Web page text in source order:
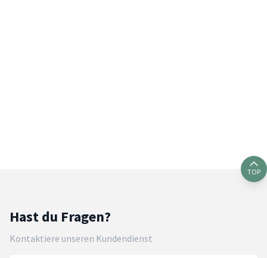
TOP
Hast du Fragen?
Kontaktiere unseren Kundendienst